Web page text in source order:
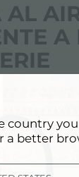
AL
A
resistente
country
a better